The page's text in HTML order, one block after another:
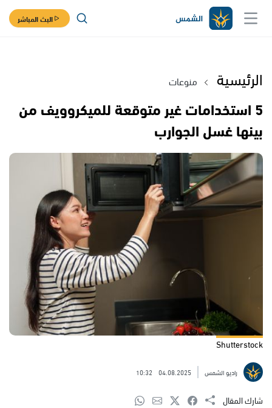
البث المباشر
الرئيسية منوعات
5 استخدامات غير متوقعة للميكروويف من
بينها غسل الجوارب
Shutterstock
راديو الشمس 04.08.2025
10:32
شارك المقال